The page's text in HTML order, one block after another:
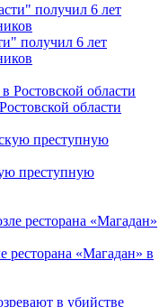
получил 6 лет
области
преступную
ресторана «Магадан» в